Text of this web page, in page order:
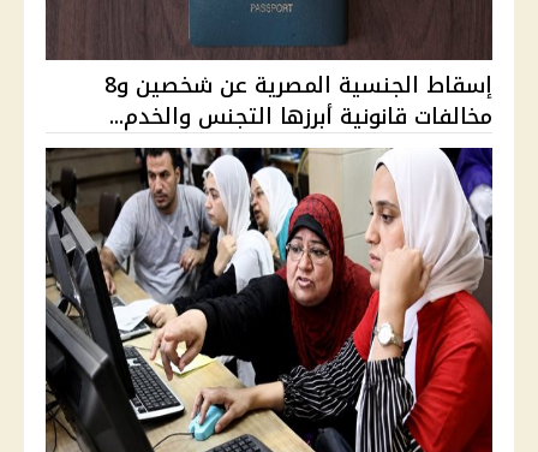
إسقاط الجنسية المصرية عن شخصين و8
مخالفات قانونية أبرزها التجنس والخدم...